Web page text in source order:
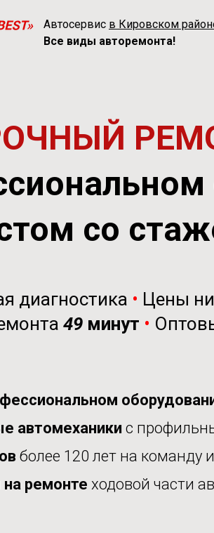
Автосервис в Кировском
Все виды авторемонта!
со
диагностика • Цены
49 минут •
автомеханики с
более 120 лет на команду
ремонте ходовой части